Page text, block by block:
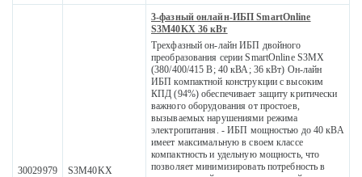
30029979 S3M40KX
3-фазный онлайн-ИБП SmartOnline
S3M40KX 36 кВт
Трехфазный он-лайн ИБП двойного
преобразования серии SmartOnline S3MX
(380/400/415 В; 40 кВА; 36 кВт) Он-лайн
ИБП компактной конструкции с высоким
КПД (94%) обеспечивает защиту критически
важного оборудования от простоев,
вызываемых нарушениями режима
электропитания. - ИБП мощностью до 40 кВА
имеет максимальную в своем классе
компактность и удельную мощность, что
позволяет минимизировать потребность в